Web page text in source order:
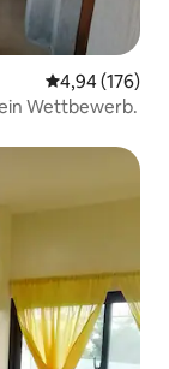
4,94 (176)
Kein Wettbewerb.